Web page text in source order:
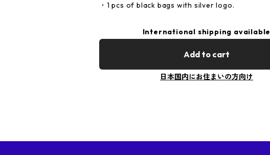
・1 pcs of black bags with silver logo.
International shipping available
Add to cart
日本国内にお住まいの方向け